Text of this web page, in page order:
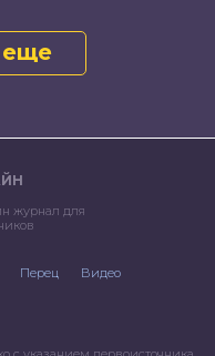
еще
журнал для
Перец Видео